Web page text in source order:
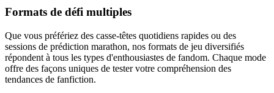
Formats de défi multiples
Que vous préfériez des casse-têtes quotidiens rapides ou des
sessions de prédiction marathon, nos formats de jeu diversifiés
répondent à tous les types d'enthousiastes de fandom. Chaque mode
offre des façons uniques de tester votre compréhension des
tendances de fanfiction.